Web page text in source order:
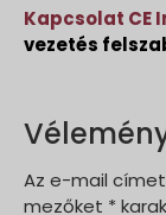
Kapcsolat CE
vezetés
Az e-mail
mezőket *